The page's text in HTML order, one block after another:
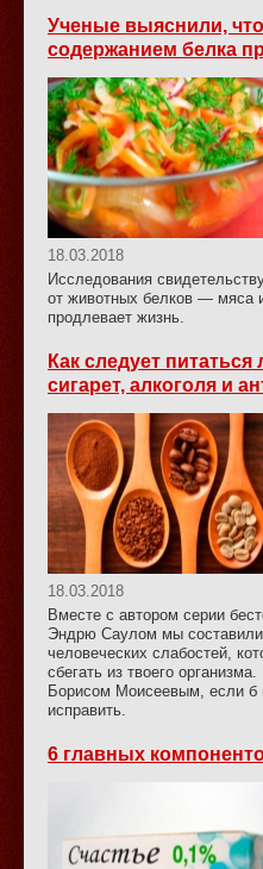
Ученые выяснили,
содержанием белка
18.03.2018
Исследования
от животных белков — мяса
продлевает жизнь.
Как следует
сигарет, алкоголя и
18.03.2018
Вместе с автором серии
Эндрю Саулом мы составили
человеческих слабостей,
сбегать из твоего
Борисом Моисеевым, если б
исправить.
6 главных